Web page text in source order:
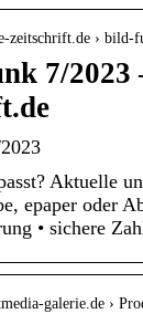
zeitschrift.de › bild-
7/2023
Aktuelle
epaper oder
• sichere
galerie.de ›